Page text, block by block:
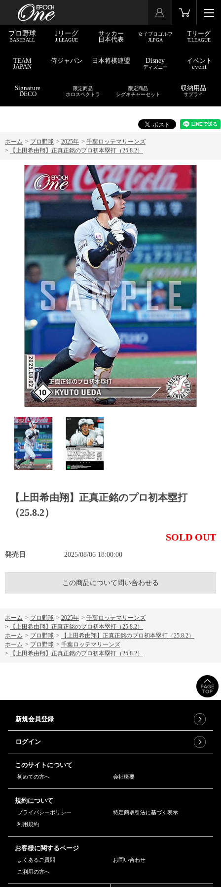
プロ野球
BASEBALL
Jリーグ
J.LEAGUE
サッカー
日本代表
女子プロゴルフ
JLPGA
Tリーグ
T.LEAGUE
TEAM
JAPAN
侍ジャパン 日本将棋連盟 Disney
ディズニー
イベント
event
Signature
DECO
限定商品
ホロスペクトラ
限定商品
シグネチャーセット
収納用品
サプライ
ホーム > プロ野球 > 2025年 > 千葉ロッテマリーンズ
>
【上田希由翔】正真正銘のプロ初本塁打（25.8.2）
【上田希由翔】正真正銘のプロ初本塁打
（25.8.2）
SOLD OUT
発売日 2025/08/06 18:00:00
この商品について問い合わせる
ホーム > プロ野球 > 2025年 > 千葉ロッテマリーンズ
>
【上田希由翔】正真正銘のプロ初本塁打（25.8.2）
ホーム > プロ野球 >
【上田希由翔】正真正銘のプロ初本塁打（25.8.2）
ホーム > プロ野球 > 千葉ロッテマリーンズ
>
【上田希由翔】正真正銘のプロ初本塁打（25.8.2）
新規会員登録
ログイン
このサイトについて
初めての方へ 会社概要
規約について
プライバシーポリシー
特定商取引法に基づく表示
利用規約
お客様に関するページ
よくあるご質問
お問い合わせ
ご利用の方へ